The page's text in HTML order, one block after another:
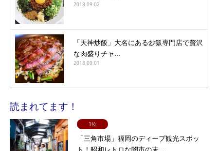
2018.09.02
「天神炒飯」大名にある炒飯専門店で贅沢
な肉盛りチャ...
2018.09.01
読まれてます！
1位
「三角市場」福岡のディープ観光スポッ
ト！昭和レトロな闇市の末...